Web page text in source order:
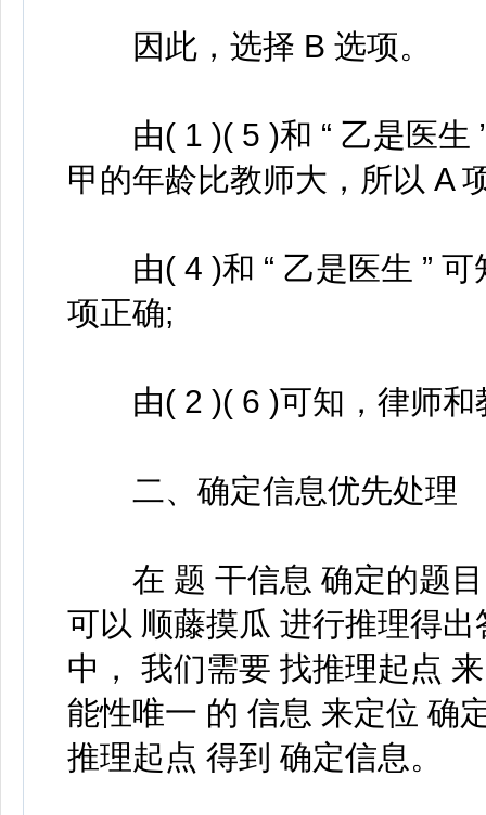
因此，选择 B 选项。
由( 1 )( 5 )和 “ 乙是医生
甲的年龄比教师大，所以 A
由( 4 )和 “ 乙是医生 ” 可
项正确;
由( 2 )( 6 )可知，律师和
二、确定信息优先处理
在 题 干信息 确定的题目
可以 顺藤摸瓜 进行推理得
中， 我们需要 找推理起点
能性唯一 的 信息 来定位 确
推理起点 得到 确定信息。